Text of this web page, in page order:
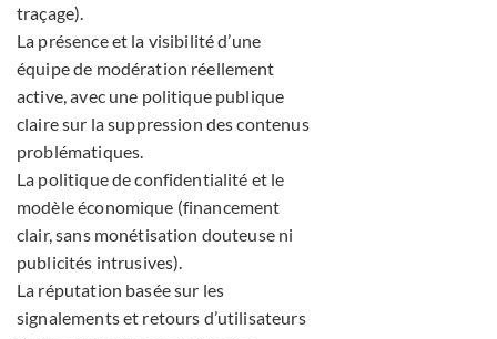
traçage).
La présence et la visibilité d’une
équipe de modération réellement
active, avec une politique publique
claire sur la suppression des contenus
problématiques.
La politique de confidentialité et le
modèle économique (financement
clair, sans monétisation douteuse ni
publicités intrusives).
La réputation basée sur les
signalements et retours d’utilisateurs